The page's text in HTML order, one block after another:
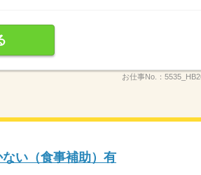
お仕事No.：
い（食事補助）有